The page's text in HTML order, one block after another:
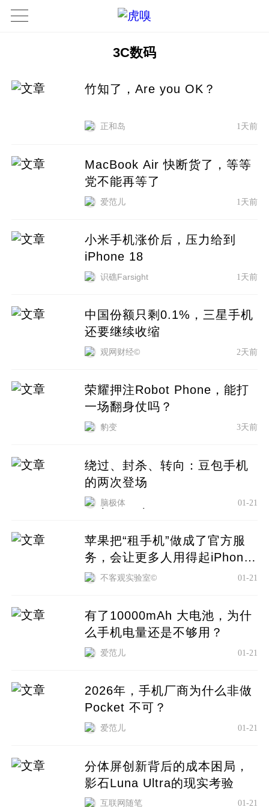
3C数码
竹知了，Are you OK？
正和岛 1天前
MacBook Air 快断货了，等等
党不能再等了
爱范儿 1天前
小米手机涨价后，压力给到
iPhone 18
识礁Farsight 1天前
中国份额只剩0.1%，三星手机
还要继续收缩
观网财经© 2天前
荣耀押注Robot Phone，能打
一场翻身仗吗？
豹变 3天前
绕过、封杀、转向：豆包手机
的两次登场
脑极体 01-21
苹果把“租手机”做成了官方服
务，会让更多人用得起iPhone
吗？不客观实验室© 01-21
有了10000mAh 大电池，为什
么手机电量还是不够用？
爱范儿 01-21
2026年，手机厂商为什么非做
Pocket 不可？
爱范儿 01-21
分体屏创新背后的成本困局，
影石Luna Ultra的现实考验
互联网随笔 01-21